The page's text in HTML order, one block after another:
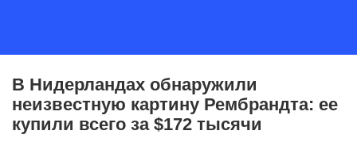
В Нидерландах обнаружили
неизвестную картину Рембрандта: ее
купили всего за $172 тысячи